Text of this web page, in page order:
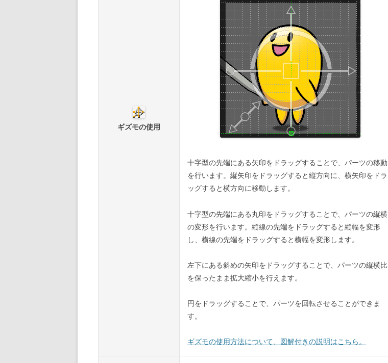
ギズモの使用
十字型の先端にある矢印をドラッグすることで、パーツの移動
を行います。縦矢印をドラッグすると縦方向に、横矢印をドラ
ッグすると横方向に移動します。
十字型の先端にある丸印をドラッグすることで、パーツの縦横
の変形を行います。縦線の先端をドラッグすると縦幅を変形
し、横線の先端をドラッグすると横幅を変形します。
左下にある斜めの矢印をドラッグすることで、パーツの縦横比
を保ったまま拡大縮小を行えます。
円をドラッグすることで、パーツを回転させることができま
す。
ギズモの使用方法について、図解付きの説明はこちら。